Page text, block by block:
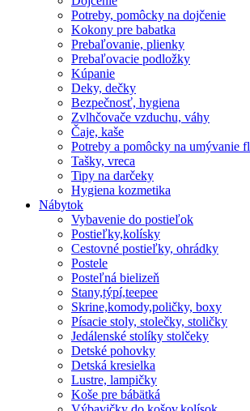
Potreby, pomôcky na dojčenie
Kokony pre babatka
Prebaľovanie, plienky
Prebaľovacie podložky
Kúpanie
Deky, dečky
Bezpečnosť, hygiena
Zvlhčovače vzduchu, váhy
Čaje, kaše
Potreby a pomôcky na umývanie
Tašky, vreca
Tipy na darčeky
Hygiena kozmetika
Nábytok
Vybavenie do postieľok
Postieľky,kolísky
Cestovné postieľky, ohrádky
Postele
Posteľná bielizeň
Stany,týpí,teepee
Skrine,komody,poličky, boxy
Písacie stoly, stolečky, stoličky
Jedálenské stolíky stolčeky
Detské pohovky
Detská kresielka
Lustre, lampičky
Koše pre bábätká